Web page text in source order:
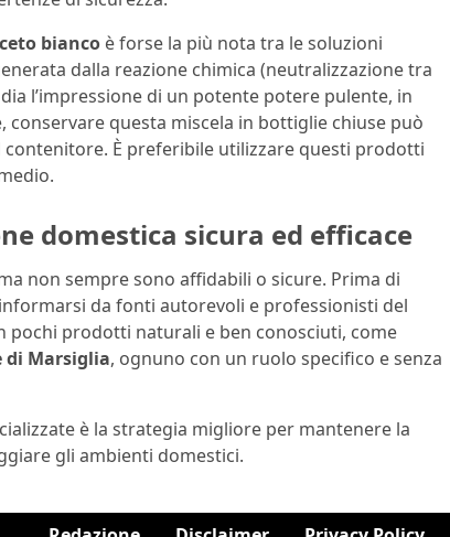
bianco è forse la più nota tra le soluzioni
dalla reazione chimica (neutralizzazione tra
l’impressione di un potente potere pulente, in
questa miscela in bottiglie chiuse può
contenitore. È preferibile utilizzare questi prodotti
domestica sicura ed efficace
non sempre sono affidabili o sicure. Prima di
da fonti autorevoli e professionisti del
pochi prodotti naturali e ben conosciuti, come
di Marsiglia, ognuno con un ruolo specifico e senza
è la strategia migliore per mantenere la
gli ambienti domestici.